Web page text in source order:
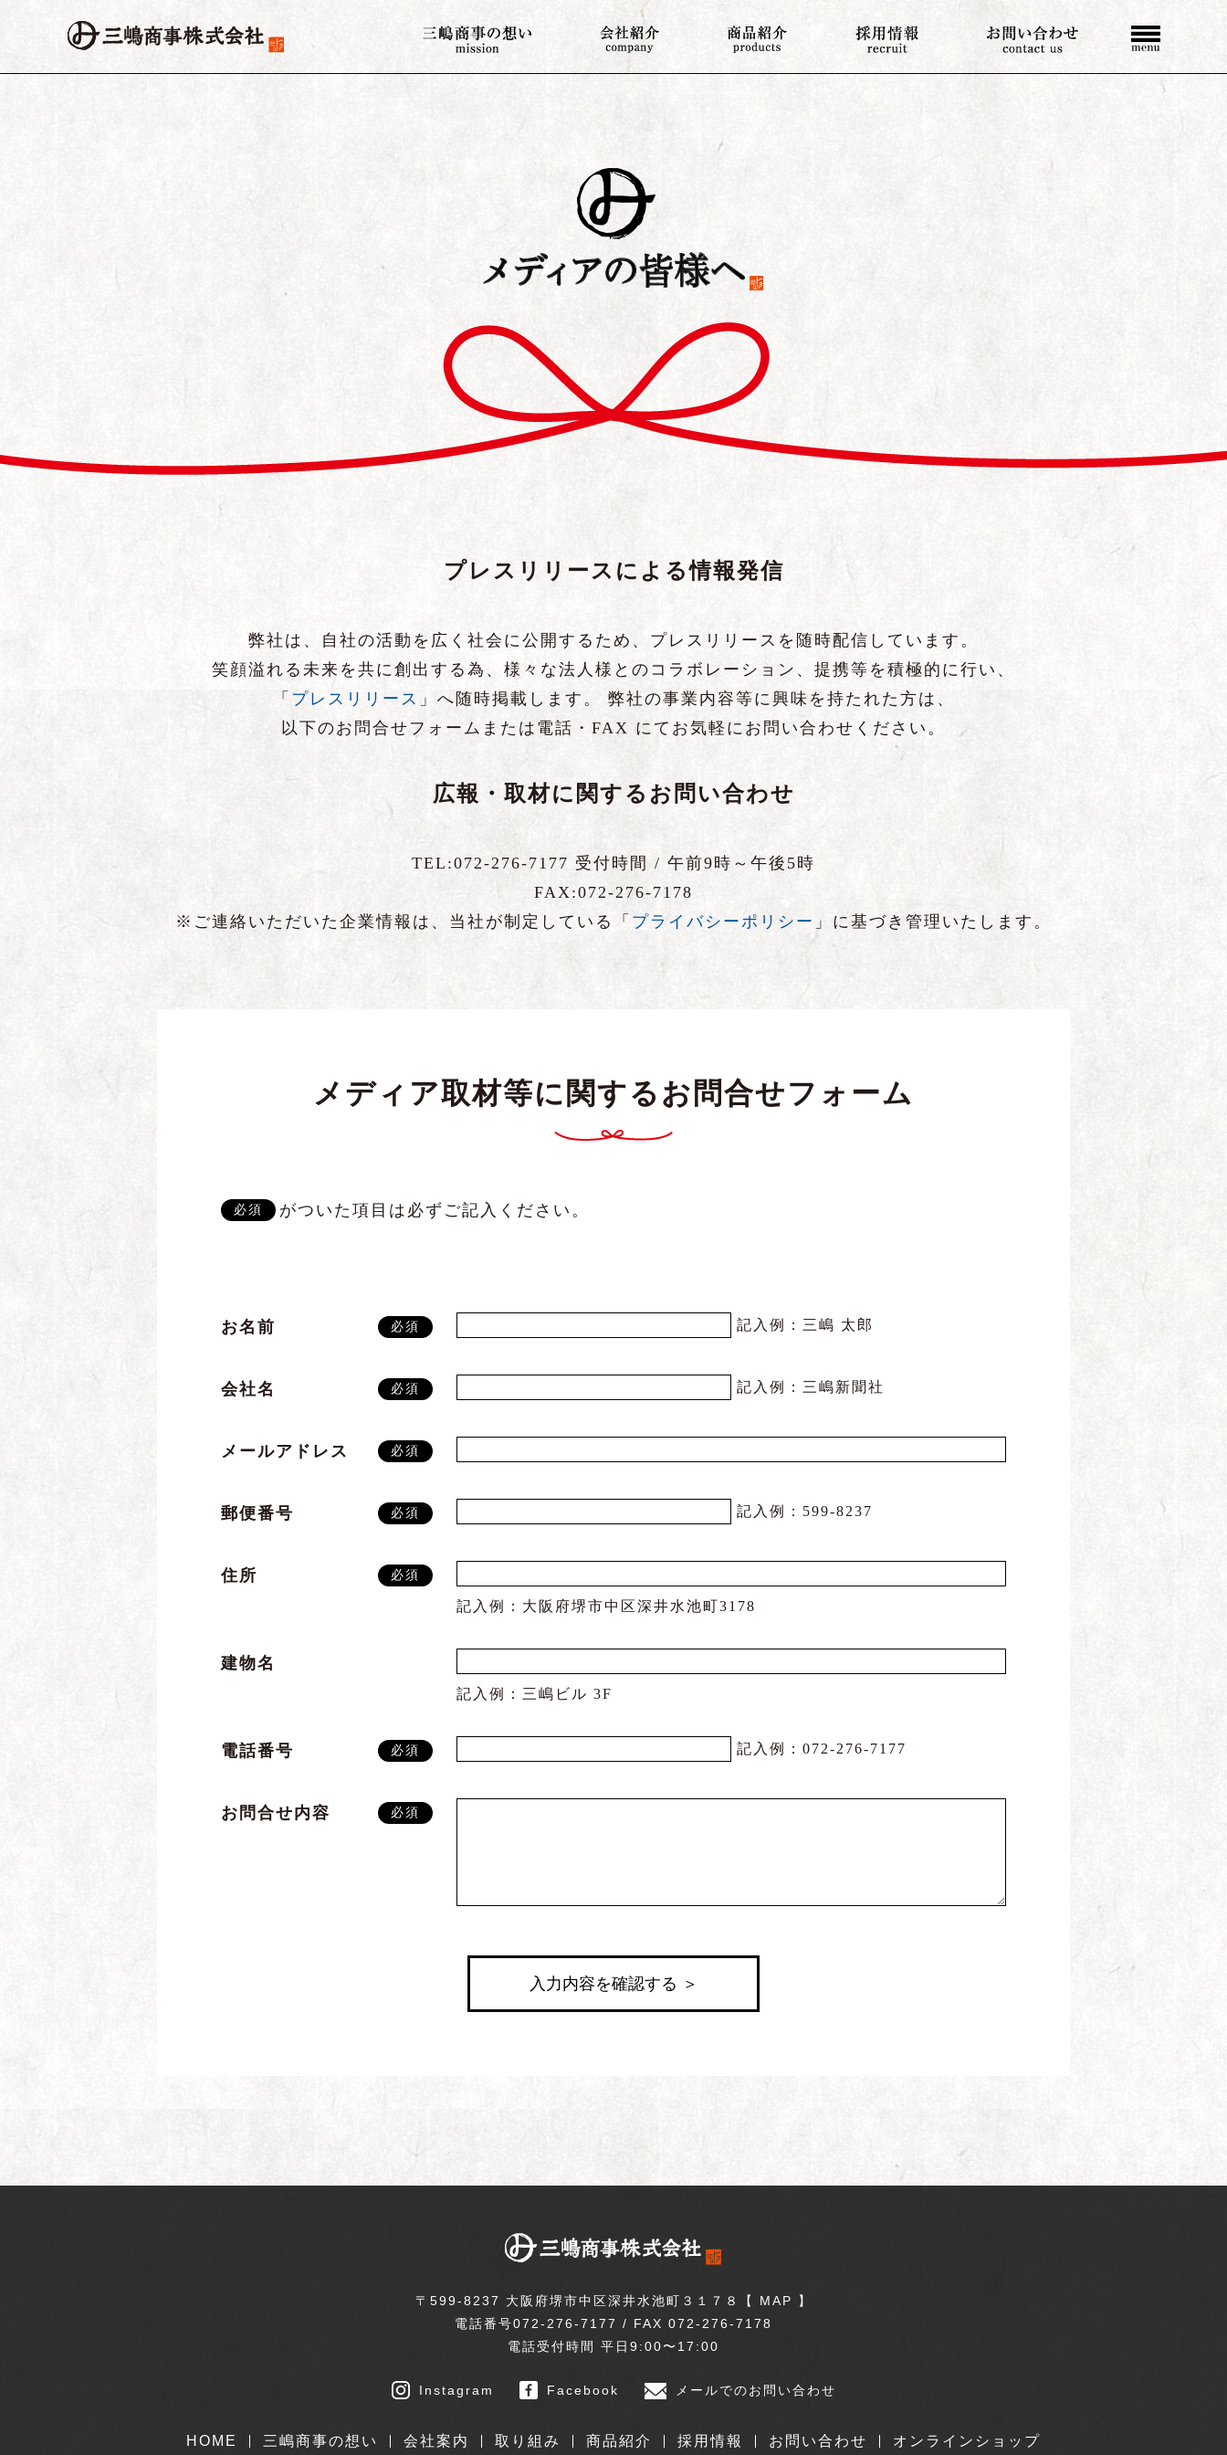
プレスリリースによる情報発信
弊社は、自社の活動を広く社会に公開するため、プレスリリースを随時配信しています。
笑顔溢れる未来を共に創出する為、様々な法人様とのコラボレーション、提携等を積極的に行い、
「 プレスリリース 」へ随時掲載します。 弊社の事業内容等に興味を持たれた方は、
以下のお問合せフォームまたは電話・FAX にてお気軽にお問い合わせください。
広報・取材に関するお問い合わせ
TEL:072-276-7177 受付時間 / 午前9時～午後5時
FAX:072-276-7178
※ご連絡いただいた企業情報は、当社が制定している「 プライバシーポリシー 」に基づき管理いたします。
メディア取材等に関するお問合せフォーム
必須 がついた項目は必ずご記入ください。
お名前 必須 記入例：三嶋 太郎
会社名 必須 記入例：三嶋新聞社
メールアドレス 必須
郵便番号 必須 記入例：599-8237
住所 必須
記入例：大阪府堺市中区深井水池町3178
建物名
記入例：三嶋ビル 3F
電話番号 必須 記入例：072-276-7177
お問合せ内容 必須
〒599-8237 大阪府堺市中区深井水池町３１７８【 MAP 】
電話番号072-276-7177 / FAX 072-276-7178
電話受付時間 平日9:00〜17:00
Instagram Facebook メールでのお問い合わせ
HOME 三嶋商事の想い 会社案内 取り組み 商品紹介 採用情報 お問い合わせ オンラインショップ